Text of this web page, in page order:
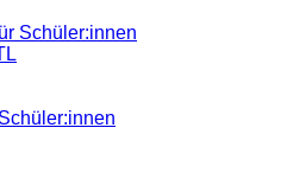
Schüler:innen